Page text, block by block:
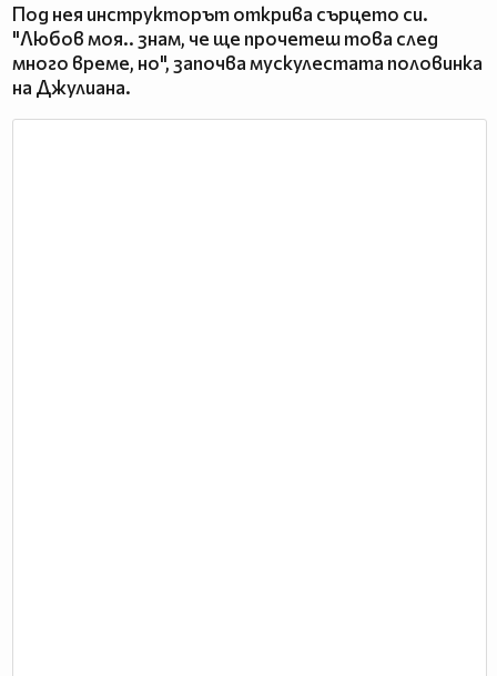
Под нея инструкторът открива сърцето си.
"Любов моя.. знам, че ще прочетеш това след
много време, но", започва мускулестата половинка
на Джулиана.